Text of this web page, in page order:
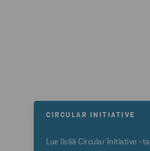
CIRCULAR INITIATIVE
Lue lisää Circular Initiative -